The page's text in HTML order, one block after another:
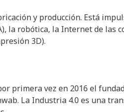
y producción. Está
la robótica, la Internet de las
3D).
primera vez en 2016 el
La Industria 4.0 es una